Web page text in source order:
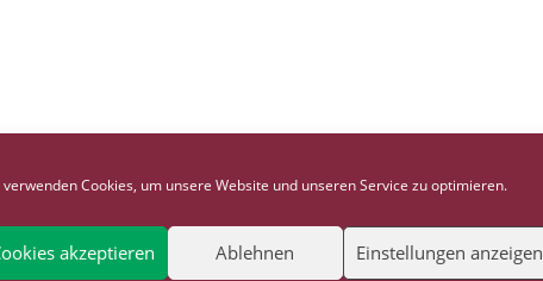
verwenden Cookies, um unsere Website und unseren Service zu optimieren.
akzeptieren Ablehnen Einstellungen anzeigen